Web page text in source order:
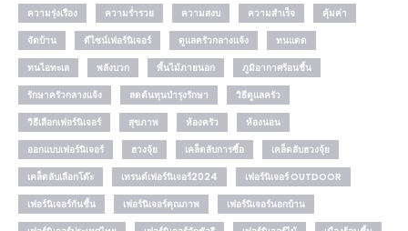
ความรุ่งเรือง
ความร่ำรวย ความสงบ ความสำเร็จ
คุ้มค่า
จัดบ้าน
ดีไซน์เฟอร์นิเจอร์ ดูแลครัวกลางแจ้ง
ทนแดด
ทนไอทะเล
พลังบวก พื้นไม้ภายนอก
ภูมิอากาศร้อนชื้น
รักษาครัวกลางแจ้ง
ลดต้นทุนบำรุงรักษา
วิธีดูแลครัว
วิธีเลือกเฟอร์นิเจอร์
สุขภาพ ห้องครัว
ห้องนอน
ออกแบบเฟอร์นิเจอร์
ฮวงจุ้ย เคล็ดลับการซื้อ
เคล็ดลับฮวงจุ้ย
เคล็ดลับเลือกโต๊ะ
เทรนด์เฟอร์นิเจอร์2024
เฟอร์นิเจอร์ OUTDOOR
เฟอร์นิเจอร์กันชื้น
เฟอร์นิเจอร์คุณภาพ
เฟอร์นิเจอร์นอกบ้าน